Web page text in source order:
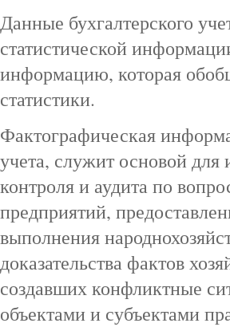
Данные бухгалтерского
статистической
информацию, которая
статистики.
Фактографическая
учета, служит основой для
контроля и аудита по
предприятий,
выполнения
доказательства фактов
создавших конфликтные
объектами и субъектами